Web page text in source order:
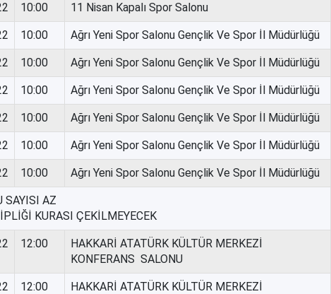
10:00 11 Nisan Kapalı Spor Salonu
10:00 Ağrı Yeni Spor Salonu Gençlik Ve Spor İl Müdürlüğü
10:00 Ağrı Yeni Spor Salonu Gençlik Ve Spor İl Müdürlüğü
10:00 Ağrı Yeni Spor Salonu Gençlik Ve Spor İl Müdürlüğü
10:00 Ağrı Yeni Spor Salonu Gençlik Ve Spor İl Müdürlüğü
10:00 Ağrı Yeni Spor Salonu Gençlik Ve Spor İl Müdürlüğü
10:00 Ağrı Yeni Spor Salonu Gençlik Ve Spor İl Müdürlüğü
SAYISI AZ
KURASI ÇEKİLMEYECEK
12:00
HAKKARİ ATATÜRK KÜLTÜR MERKEZİ
KONFERANS SALONU
12:00
HAKKARİ ATATÜRK KÜLTÜR MERKEZİ